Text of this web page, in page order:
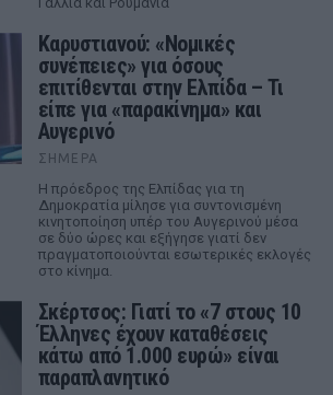
Καρυστιανού: «Νομικές
συνέπειες» για όσους
επιτίθενται στην Ελπίδα – Τι
είπε για «παρακίνημα» και
Αυγερινό
ΣΉΜΕΡΑ
Η πρόεδρος της Ελπίδας για τη
Δημοκρατία μίλησε για συντονισμένη
κινητοποίηση υπέρ του Αυγερινού μέσα
σε δύο ώρες και εξήγησε γιατί δεν
πραγματοποιούνται εσωτερικές εκλογές
στο κίνημα.
Σκέρτσος: Γιατί το «7 στους 10
Έλληνες έχουν καταθέσεις
κάτω από 1.000 ευρώ» είναι
παραπλανητικό